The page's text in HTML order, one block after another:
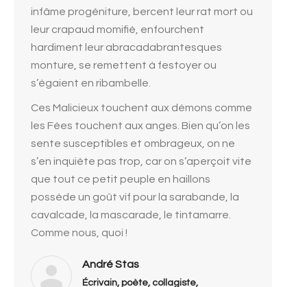
infâme progéniture, bercent leur rat mort ou
leur crapaud momifié, enfourchent
hardiment leur abracadabrantesques
monture, se remettent à festoyer ou
s’égaient en ribambelle.
Ces Malicieux touchent aux démons comme
les Fées touchent aux anges. Bien qu’on les
sente susceptibles et ombrageux, on ne
s’en inquiète pas trop, car on s’aperçoit vite
que tout ce petit peuple en haillons
possède un goût vif pour la sarabande, la
cavalcade, la mascarade, le tintamarre.
Comme nous, quoi !
André Stas
Écrivain, poète, collagiste,